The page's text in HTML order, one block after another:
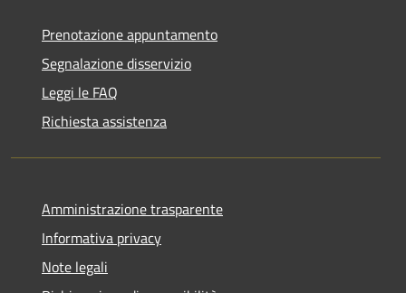
Prenotazione appuntamento
Segnalazione disservizio
Leggi le FAQ
Richiesta assistenza
Amministrazione trasparente
Informativa privacy
Note legali